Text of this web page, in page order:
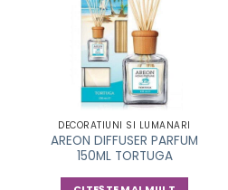
DECORATIUNI SI LUMANARI
AREON DIFFUSER PARFUM
150ML TORTUGA